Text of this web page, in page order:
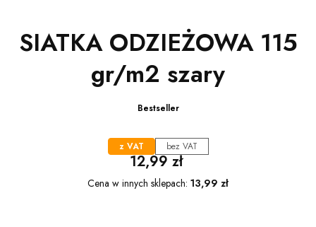
SIATKA ODZIEŻOWA 115
gr/m2 szary
Bestseller
z VAT bez VAT
Cena
12,99 zł
Cena w innych sklepach: 13,99 zł